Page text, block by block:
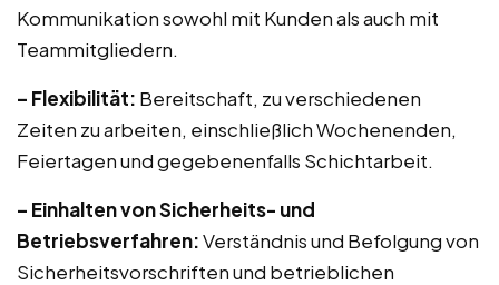
Kommunikation sowohl mit Kunden als auch mit
Teammitgliedern.
– Flexibilität: Bereitschaft, zu verschiedenen
Zeiten zu arbeiten, einschließlich Wochenenden,
Feiertagen und gegebenenfalls Schichtarbeit.
– Einhalten von Sicherheits- und
Betriebsverfahren:Verständnis und Befolgung von
Sicherheitsvorschriften und betrieblichen